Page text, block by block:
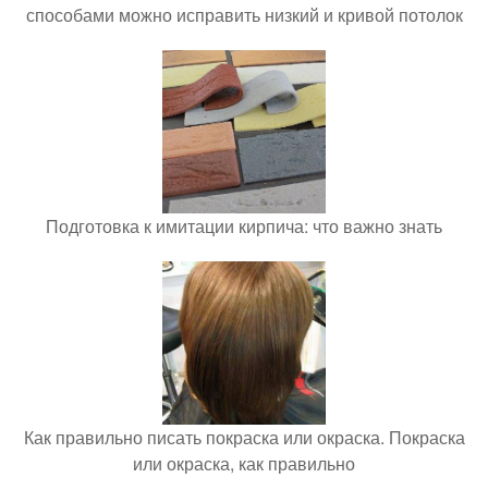
способами можно исправить низкий и кривой потолок
Подготовка к имитации кирпича: что важно знать
Как правильно писать покраска или окраска. Покраска
или окраска, как правильно